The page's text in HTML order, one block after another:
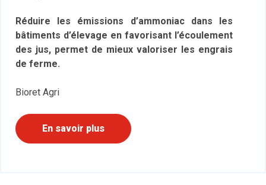
Réduire les émissions d’ammoniac dans les
bâtiments d’élevage en favorisant l’écoulement
des jus, permet de mieux valoriser les engrais
de ferme.
Bioret Agri
En savoir plus